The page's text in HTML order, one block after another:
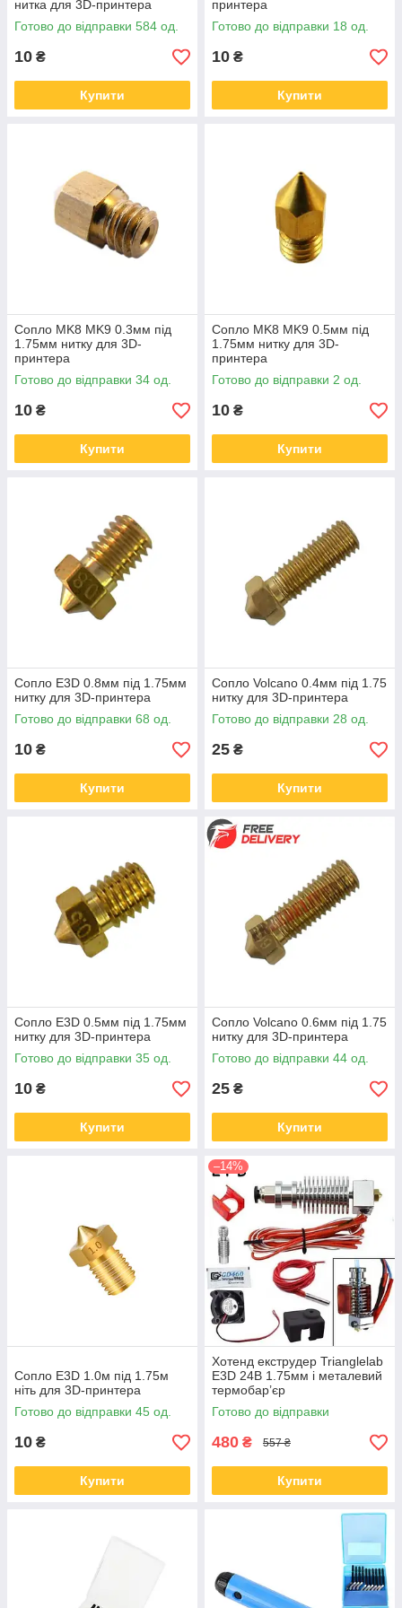
нитка для 3D-принтера
Готово до відправки 584 од.
10 ₴
Купити
принтера
Готово до відправки 18 од.
10 ₴
Купити
Сопло MK8 MK9 0.3мм під
1.75мм нитку для 3D-
принтера
Готово до відправки 34 од.
10 ₴
Купити
Сопло MK8 MK9 0.5мм під
1.75мм нитку для 3D-
принтера
Готово до відправки 2 од.
10 ₴
Купити
Сопло E3D 0.8мм під 1.75мм
нитку для 3D-принтера
Готово до відправки 68 од.
10 ₴
Купити
Сопло Volcano 0.4мм під 1.75
нитку для 3D-принтера
Готово до відправки 28 од.
25 ₴
Купити
Сопло E3D 0.5мм під 1.75мм
нитку для 3D-принтера
Готово до відправки 35 од.
10 ₴
Купити
Сопло Volcano 0.6мм під 1.75
нитку для 3D-принтера
Готово до відправки 44 од.
25 ₴
Купити
Сопло E3D 1.0м під 1.75м
ніть для 3D-принтера
Готово до відправки 45 од.
10 ₴
Купити
–14%
Хотенд екструдер Trianglelab
E3D 24В 1.75мм і металевий
термобар’єр
Готово до відправки
480 ₴ 557 ₴
Купити